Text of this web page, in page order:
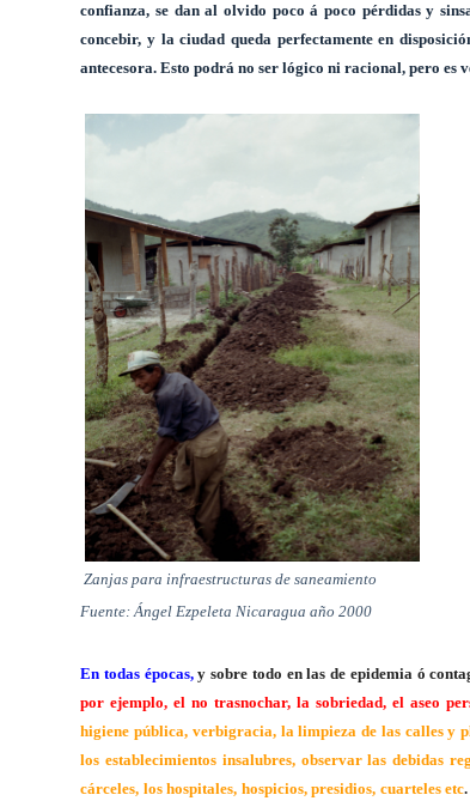
confianza, se dan al olvido poco á poco pérdidas y
concebir, y la ciudad queda perfectamente en
antecesora. Esto podrá no ser lógico ni racional, pero es
Zanjas para infraestructuras de saneamiento
Fuente: Ángel Ezpeleta Nicaragua año 2000
En todas épocas,y sobre todo en las de epidemia ó
por ejemplo, el no trasnochar, la sobriedad, el aseo
higiene pública, verbigracia, la limpieza de las calles y
los establecimientos insalubres, observar las debidas
cárceles, los hospitales, hospicios, presidios, cuarteles etc